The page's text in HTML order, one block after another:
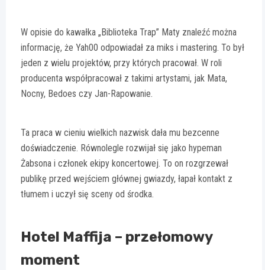
W opisie do kawałka „Biblioteka Trap” Maty znaleźć można
informację, że Yah00 odpowiadał za miks i mastering. To był
jeden z wielu projektów, przy których pracował. W roli
producenta współpracował z takimi artystami, jak Mata,
Nocny, Bedoes czy Jan-Rapowanie.
Ta praca w cieniu wielkich nazwisk dała mu bezcenne
doświadczenie. Równolegle rozwijał się jako hypeman
Żabsona i członek ekipy koncertowej. To on rozgrzewał
publikę przed wejściem głównej gwiazdy, łapał kontakt z
tłumem i uczył się sceny od środka.
Hotel Maffija – przełomowy
moment